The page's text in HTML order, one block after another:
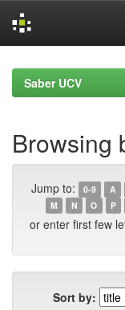
navigationSaber UCV
Browsing
Jump to: 0-9 A
M
N O P
or enter first few
Sort by: